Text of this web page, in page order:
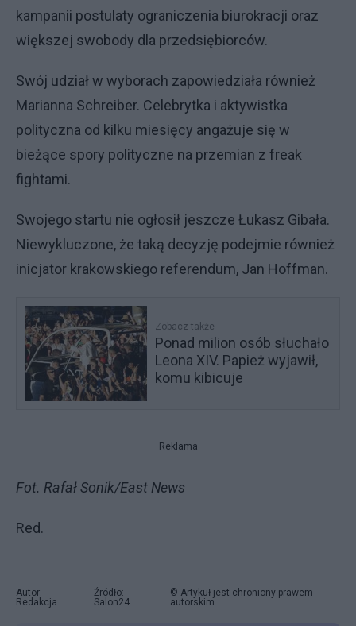
kampanii postulaty ograniczenia biurokracji oraz
większej swobody dla przedsiębiorców.
Swój udział w wyborach zapowiedziała również
Marianna Schreiber. Celebrytka i aktywistka
polityczna od kilku miesięcy angażuje się w
bieżące spory polityczne na przemian z freak
fightami.
Swojego startu nie ogłosił jeszcze Łukasz Gibała.
Niewykluczone, że taką decyzję podejmie również
inicjator krakowskiego referendum, Jan Hoffman.
Zobacz także
Ponad milion osób słuchało
Leona XIV. Papież wyjawił,
komu kibicuje
Reklama
Fot. Rafał Sonik/East News
Red.
Autor:
Redakcja
Źródło:
Salon24
© Artykuł jest chroniony prawem
autorskim.